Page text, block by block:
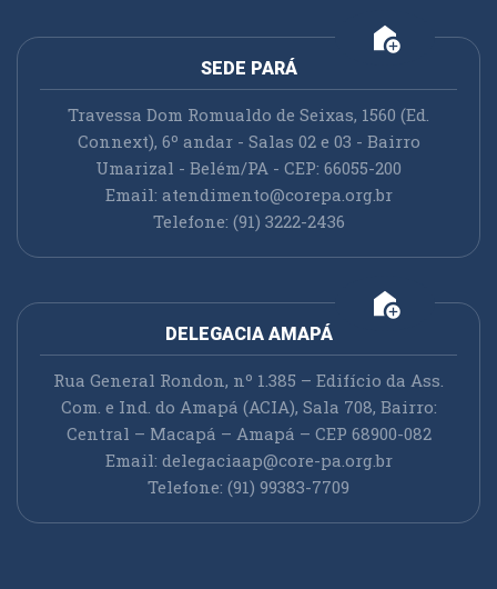
add_home
SEDE PARÁ
Travessa Dom Romualdo de Seixas, 1560 (Ed.
Connext), 6º andar - Salas 02 e 03 - Bairro
Umarizal - Belém/PA - CEP: 66055-200
Email: atendimento@corepa.org.br
Telefone: (91) 3222-2436
add_home
DELEGACIA AMAPÁ
Rua General Rondon, nº 1.385 – Edifício da Ass.
Com. e Ind. do Amapá (ACIA), Sala 708, Bairro:
Central – Macapá – Amapá – CEP 68900-082
Email: delegaciaap@core-pa.org.br
Telefone: (91) 99383-7709